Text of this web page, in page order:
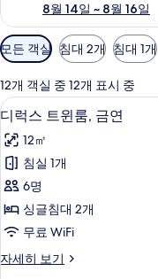
8월 14일 ~ 8월 16일
객
실
에
사
용
가
능
한
터
모든 객실 침대 2개 침대 1개
12개 객실 중 12개 표시 중
디
럭
스
트
윈
룸,
연
15
디럭스 트윈룸, 금연
12㎡
침실 1개
6명
싱글침대 2개
무료 WiFi
자세히 보기
디